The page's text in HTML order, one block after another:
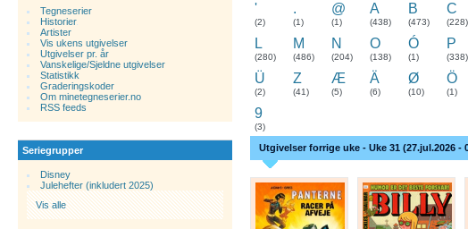
Tegneserier
Historier.
Artister
Vis ukens utgivelser
Utgivelser pr. år
Vanskelige/Sjeldne utgivelser
Statistikk
Graderingskoder
Om minetegneserier.no
RSS feeds
Seriegrupper
Disney
Julehefter (inkludert 2025)
Vis alle
'
(2)
.
(1)
@
(1)
A
(438)
B
(473)
C
(228)
L
(280)
M
(486)
N
(204)
O
(138)
Ó
(1)
P
(338)
Ü
(2)
Z
(41)
Æ
(5)
Ä
(6)
Ø
(10)
Ö
(1)
9
(3)
Utgivelser forrige uke - Uke 31 (27.jul.2026 -